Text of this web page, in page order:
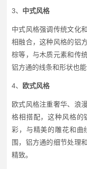
3、 中式风格
中式风格强调传统文化
相融合，这种风格的铝
棕等，与木质元素和传
铝方通的线条和形状也
4、 欧式风格
欧式风格注重奢华、浪
格相搭配，这种风格的
彩，与精美的雕花和曲
围，铝方通的细节处理
精致。